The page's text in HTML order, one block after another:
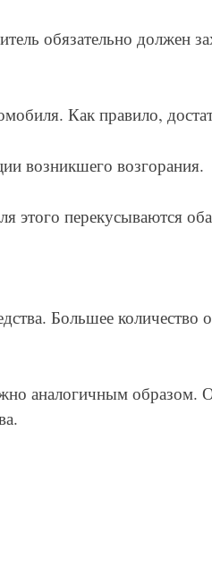
обязательно должен
Как правило,
возникшего возгорания.
этого перекусываются
Большее количество
аналогичным образом.